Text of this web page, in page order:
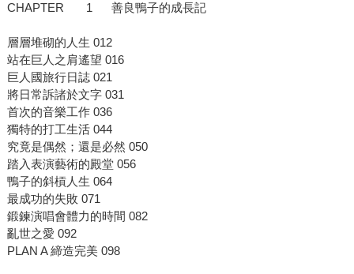
CHAPTER 1 善良鴨子的成長記
層層堆砌的人生 012
站在巨人之肩遙望 016
巨人國旅行日誌 021
將日常訴諸於文字 031
首次的音樂工作 036
獨特的打工生活 044
究竟是偶然；還是必然 050
踏入表演藝術的殿堂 056
鴨子的斜槓人生 064
最成功的失敗 071
鍛鍊演唱會體力的時間 082
亂世之愛 092
PLAN A 締造完美 098